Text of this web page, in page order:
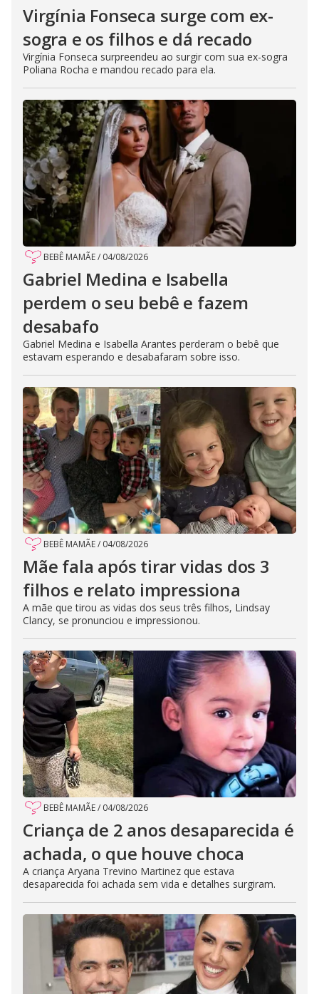
Virgínia Fonseca surge com ex-
sogra e os filhos e dá recado
Virgínia Fonseca surpreendeu ao surgir com sua ex-sogra
Poliana Rocha e mandou recado para ela.
BEBÊ MAMÃE/ 04/08/2026
Gabriel Medina e Isabella
perdem o seu bebê e fazem
desabafo
Gabriel Medina e Isabella Arantes perderam o bebê que
estavam esperando e desabafaram sobre isso.
BEBÊ MAMÃE/ 04/08/2026
Mãe fala após tirar vidas dos 3
filhos e relato impressiona
A mãe que tirou as vidas dos seus três filhos, Lindsay
Clancy, se pronunciou e impressionou.
BEBÊ MAMÃE/ 04/08/2026
Criança de 2 anos desaparecida é
achada, o que houve choca
A criança Aryana Trevino Martinez que estava
desaparecida foi achada sem vida e detalhes surgiram.